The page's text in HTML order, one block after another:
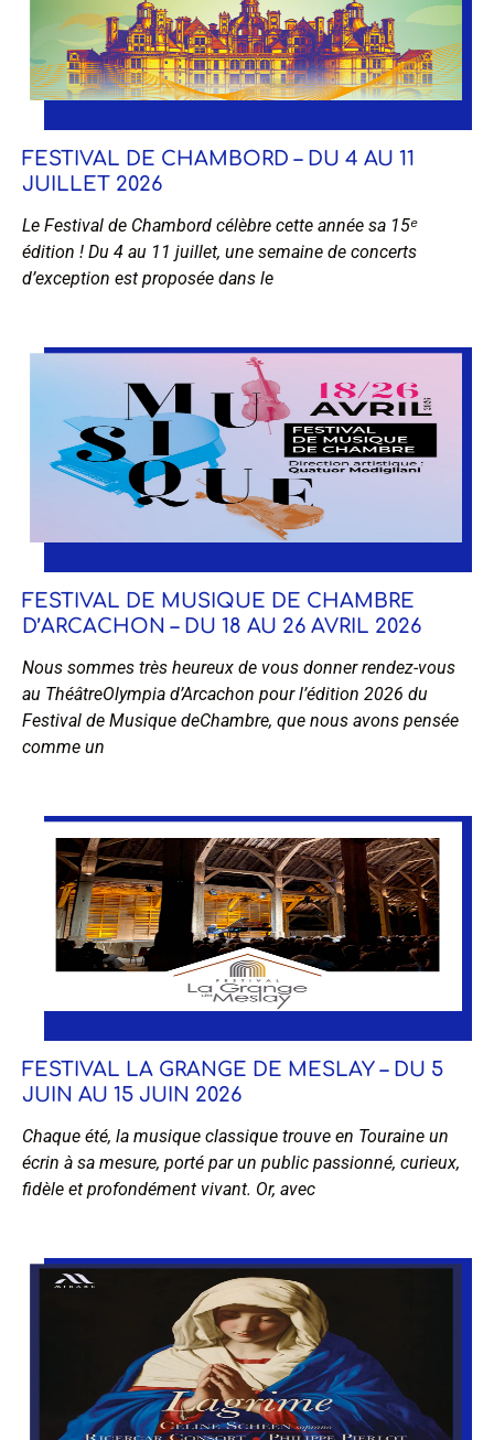
FESTIVAL DE CHAMBORD – DU 4 AU 11
JUILLET 2026
Le Festival de Chambord célèbre cette année sa 15ᵉ
édition ! Du 4 au 11 juillet, une semaine de concerts
d’exception est proposée dans le
FESTIVAL DE MUSIQUE DE CHAMBRE
D’ARCACHON – DU 18 AU 26 AVRIL 2026
Nous sommes très heureux de vous donner rendez-vous
au ThéâtreOlympia d’Arcachon pour l’édition 2026 du
Festival de Musique deChambre, que nous avons pensée
comme un
FESTIVAL LA GRANGE DE MESLAY – DU 5
JUIN AU 15 JUIN 2026
Chaque été, la musique classique trouve en Touraine un
écrin à sa mesure, porté par un public passionné, curieux,
fidèle et profondément vivant. Or, avec